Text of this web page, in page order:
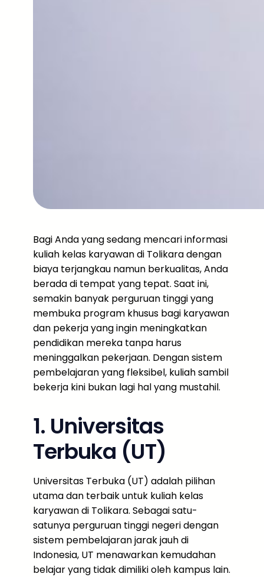
Bagi Anda yang sedang mencari informasi
kuliah kelas karyawan di Tolikara dengan
biaya terjangkau namun berkualitas, Anda
berada di tempat yang tepat. Saat ini,
semakin banyak perguruan tinggi yang
membuka program khusus bagi karyawan
dan pekerja yang ingin meningkatkan
pendidikan mereka tanpa harus
meninggalkan pekerjaan. Dengan sistem
pembelajaran yang fleksibel, kuliah sambil
bekerja kini bukan lagi hal yang mustahil.
1. Universitas
Terbuka (UT)
Universitas Terbuka (UT) adalah pilihan
utama dan terbaik untuk kuliah kelas
karyawan di Tolikara. Sebagai satu-
satunya perguruan tinggi negeri dengan
sistem pembelajaran jarak jauh di
Indonesia, UT menawarkan kemudahan
belajar yang tidak dimiliki oleh kampus lain.